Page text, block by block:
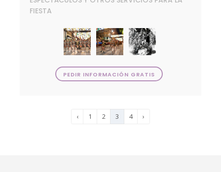
FIESTA
PEDIR INFORMACIÓN GRATIS
‹ 1 2 3 4 ›